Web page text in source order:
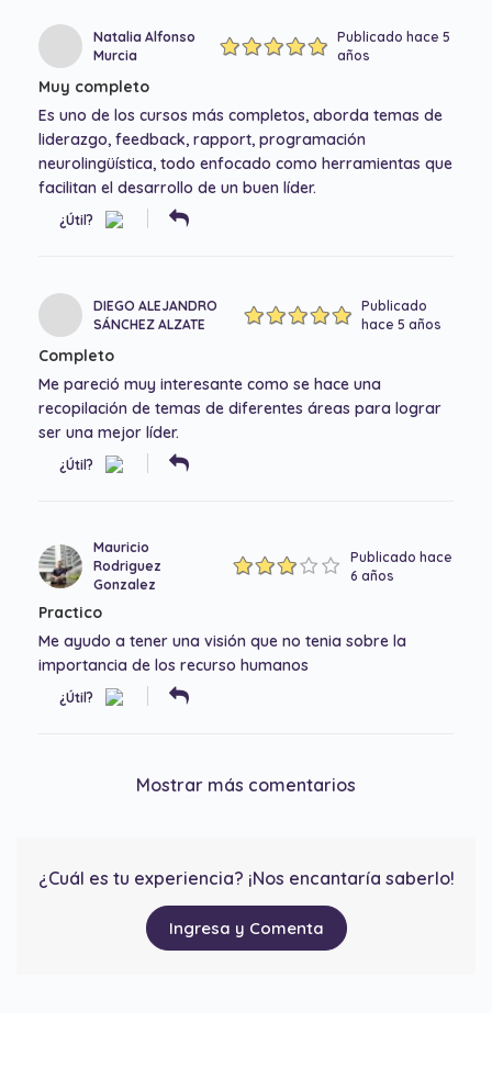
Natalia Alfonso
Murcia
Publicado hace 5
años
Muy completo
Es uno de los cursos más completos, aborda temas de
liderazgo, feedback, rapport, programación
neurolingüística, todo enfocado como herramientas que
facilitan el desarrollo de un buen líder.
¿Útil?
DIEGO ALEJANDRO
SÁNCHEZ ALZATE
Publicado
hace 5 años
Completo
Me pareció muy interesante como se hace una
recopilación de temas de diferentes áreas para lograr
ser una mejor líder.
¿Útil?
Mauricio
Rodriguez
Gonzalez
Publicado hace
6 años
Practico
Me ayudo a tener una visión que no tenia sobre la
importancia de los recurso humanos
¿Útil?
Mostrar más comentarios
¿Cuál es tu experiencia? ¡Nos encantaría saberlo!
Ingresa y Comenta